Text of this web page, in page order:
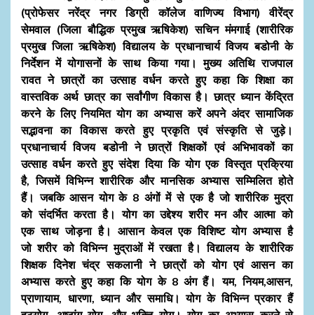
(प्रोफेसर नरेंद्र नगर डिग्री कॉलेज वाणिज्य विभाग) वीरेंद्र
सेमवाल (जिला बौद्धिक प्रमुख ऋषिकेश) सचिन मंमगाई (शारीरिक
प्रमुख जिला ऋषिकेश) विद्यालय के प्रधानाचार्य विजय बडोनी के
निर्देशन में योगासनों के साथ किया गया। मुख्य अतिथि राजपाल
रावत ने छात्रों का उत्साह वर्धन करते हुए कहा कि शिक्षा का
वास्तविक अर्थ छात्र का सर्वांगीण विकास है। छात्र ध्यान केंद्रित
करने के लिए नियमित योग का अभ्यास करें अपने अंदर सामाजिक
सद्भावना का विकास करते हुए प्रकृति एवं संस्कृति से जुड़े।
प्रधानाचार्य विजय बडोनी ने छात्रों शिक्षकों एवं अभिभावकों का
उत्साह वर्धन करते हुए संदेश दिया कि योग एक विस्तृत प्रक्रिया
है, जिसमें विभिन्न शारीरिक और मानसिक अभ्यास सम्मिलित होते
हैं। जबकि आसन योग के 8 अंगों में से एक है जो शारीरिक मुद्रा
को संदर्भित करता है। योग का उद्देश्य शरीर मन और आत्मा को
एक साथ जोड़ना है। आसान केवल एक विशिष्ट योग अभ्यास है
जो शरीर को विभिन्न मुद्राओं में रखता है। विद्यालय के शारीरिक
शिक्षक दिनेश चंद्र सकलानी ने छात्रों को योग एवं आसन का
अभ्यास करते हुए कहा कि योग के 8 अंग हैं। यम, नियम,आसन,
प्राणायाम, धारणा, ध्यान और समाधि। योग के विभिन्न प्रकार हैं